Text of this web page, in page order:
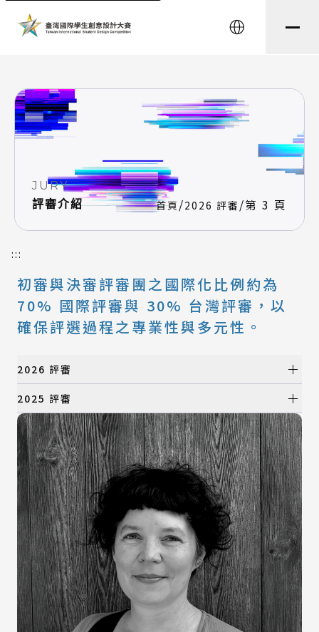
English
JURY
評審介紹
首頁 /2026 評審 /第 3 頁
:::
初審與決審評審團之國際化比例約為
70% 國際評審與 30% 台灣評審，以
確保評選過程之專業性與多元性。
2026 評審
初選評審
所有類別
產品設計類
視覺設計類
數位動畫類
建築與景觀設計類
時尚設計類
決選評審
所有類別
產品設計類
2025 評審
初選評審
所有類別
產品設計類
視覺設計類
數位動畫類
建築與景觀設計類
時尚設計類
決選評審